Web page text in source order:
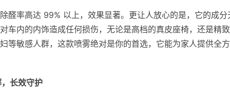
醛率高达 99% 以上，效果显著。更让人放心的是，它的成分
车内的内饰造成任何损伤，无论是高档的真皮座椅，还是精
等敏感人群，这款喷雾绝对是你的首选，它能为家人提供全
长效守护